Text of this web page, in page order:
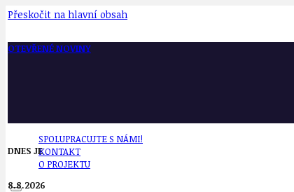
Přeskočit na hlavní obsah
OTEVŘENÉ NOVINY
SPOLUPRACUJTE S NÁMI!
KONTAKT
O PROJEKTU
DNES JE
8.8.2026